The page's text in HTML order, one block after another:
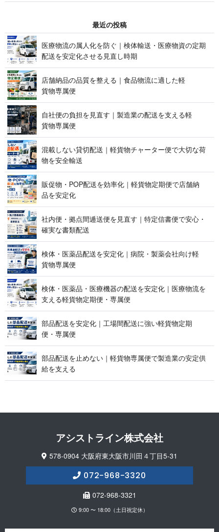
最 近 の 投 稿
医療物流の属人化を防ぐ｜検体輸送・医療物資の定期
配送を安定化させる見 直 し 時 期
店舗納品の品質を整える｜食品物流に適した軽
貨 物 専 属 便
自社便の負担を見直す｜製造業の配送を支える軽
貨 物 専 属 便
混載しない貸切配送｜軽貨物チャーター便で大切な荷
物を 安 全 輸 送
販促物・POP配送を効率化｜軽貨物定期便で店舗納
品 を 安 定 化
社内便・拠点間逓送便を見直す｜特定信書便で安心・
確実な 書 類 配 送
検体・医薬品配送を安定化｜病院・製薬会社向け軽
貨 物 専 属 便
検体・医薬品・医療機器の配送を安定化｜医療物流を
支える軽貨物定期便 ・ 専 属 便
部品配送を安定化｜工場間配送に強い軽貨物定期
便 ・ 専 属 便
部品配送を止めない｜軽貨物専属便で製造業の安定供
給 を 支 え る
アシストライン 株 式 会 社
578-0904 大阪府東大阪市川田４丁目5-31
072-968-3320
072-968-3321
9:00 〜 18:00（土日祝定休）